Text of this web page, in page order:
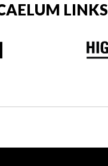
LINKS